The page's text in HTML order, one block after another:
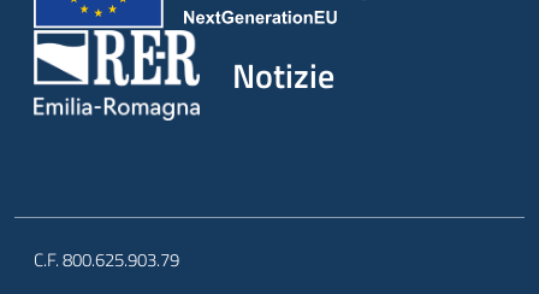
Notizie
C.F. 800.625.903.79